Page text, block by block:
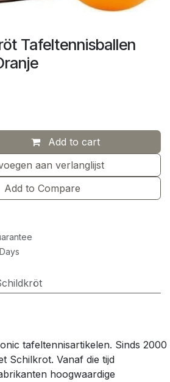
Tafeltennisballen
Add to cart
Add to Compare
aan verlanglijst
tafeltennisartikelen. Sinds 2000
Schilkrot. Vanaf die tijd
hoogwaardige